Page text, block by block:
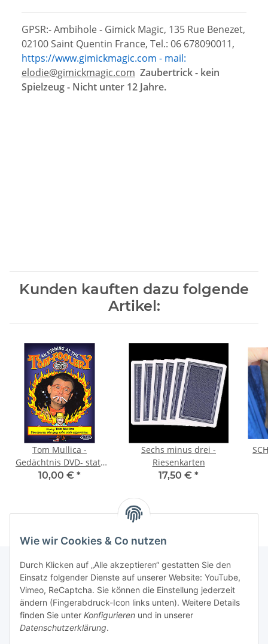
Wie wir Cookies & Co nutzen
Durch Klicken auf „Alle akzeptieren“ gestatten Sie den
Einsatz folgender Dienste auf unserer Website: YouTube,
Vimeo, ReCaptcha. Sie können die Einstellung jederzeit
ändern (Fingerabdruck-Icon links unten). Weitere Details
finden Sie unter Konfigurieren und in unserer
Datenschutzerklärung.
GPSR:- Ambihole - Gimick Magic, 135 Rue Benezet,
02100 Saint Quentin France, Tel.: 06 678090011,
https://www.gimickmagic.com - mail:
elodie@gimickmagic.com Zaubertrick - kein
Spielzeug - Nicht unter 12 Jahre.
Kunden kauften dazu folgende
Artikel:
Tom Mullica -
Gedächtnis DVD- statt
25,00
10,00 € *
Sechs minus drei -
Riesenkarten
17,50 € *
Informationen
Gesetzliche Informationen